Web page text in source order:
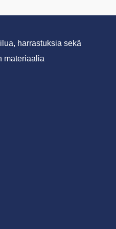
harrastuksia sekä
materiaalia